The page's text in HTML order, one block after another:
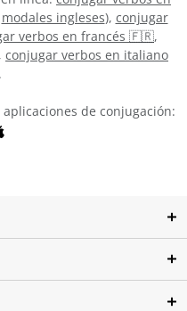
modales ingleses), conjugar
verbos en francés 🇫🇷,
, conjugar verbos en italiano
.
de conjugación: